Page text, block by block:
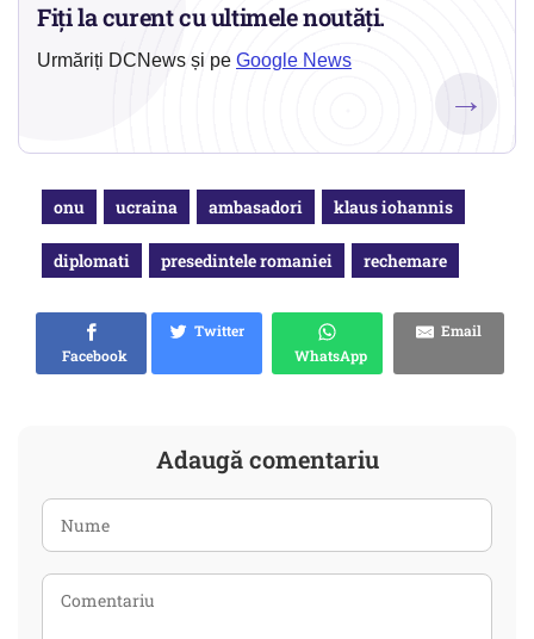
Fiți la curent cu ultimele noutăți.
Urmăriți DCNews și pe Google News
→
onu ucraina ambasadori klaus iohannis
diplomati presedintele romaniei rechemare
Facebook
Twitter
WhatsApp
Email
Adaugă comentariu